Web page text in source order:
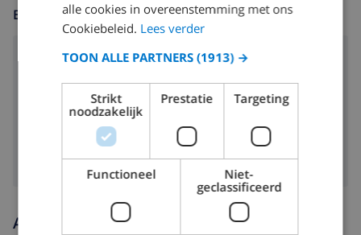
ENTERTAINMENT
cd-speler
dvd-speler
Aankomst- en vertrektijden
alle cookies in overeenstemming met ons
Cookiebeleid. Lees verder
TOON ALLE PARTNERS(1913) →
Strikt
noodzakelijk
Prestatie Targeting
Functioneel
Niet-
geclassificeerd